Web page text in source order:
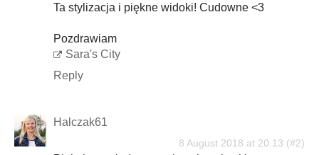
Ta stylizacja i piękne widoki! Cudowne <3
Pozdrawiam
Sara's City
Reply
Halczak61
8 August 2018 at 20:13